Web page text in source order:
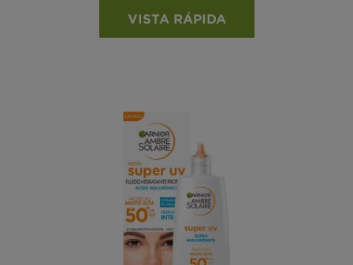
VISTA RÁPIDA